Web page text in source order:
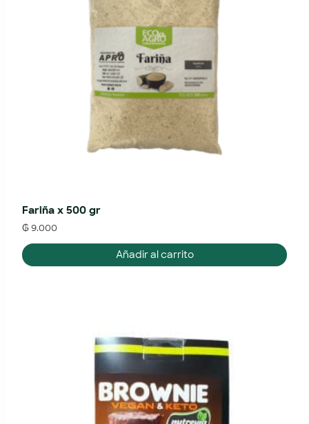
Fariña x 500 gr
₲9.000
Añadir al carrito